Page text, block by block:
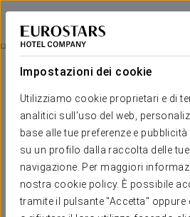
Impostazioni dei cookie
Utilizziamo cookie proprietari e di
analitici sull'uso del web,
base alle tue preferenze e
su un profilo dalla raccolta delle
navigazione. Per maggiori
nostra cookie policy. È possibile
tramite il pulsante "Accetta"
Eurostars Hotel Real
SANTANDER
Visita Guidata Alla Cantina-Distilleria